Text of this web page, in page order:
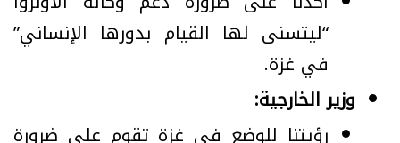
“ليتسنى لها القيام بدورها الإنساني”
في غزة.
وزير الخارجية:
رؤيتنا للوضع في غزة تقوم على ضرورة